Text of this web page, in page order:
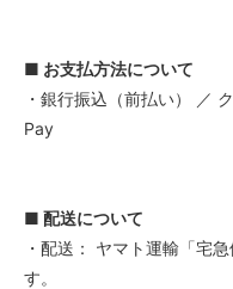
■ お支払方法について
・銀行振込（前払い） ／
Pay
■ 配送について
・配送： ヤマト運輸「宅
す。